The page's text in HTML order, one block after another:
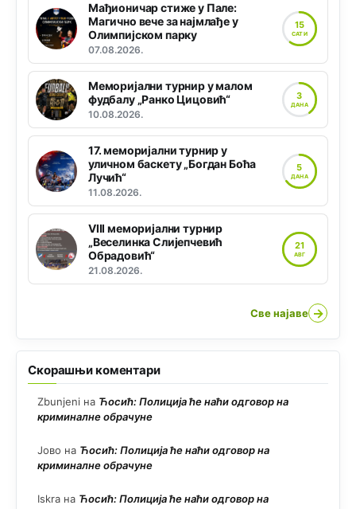
Мађионичар стиже у Пале:
Магично вече за најмлађе у
Олимпијском парку
07.08.2026.
15
САТИ
Меморијални турнир у малом
фудбалу „Ранко Цицовић“
10.08.2026.
3
ДАНА
17. меморијални турнир у
уличном баскету „Богдан Боћа
Лучић“
11.08.2026.
5
ДАНА
VIII меморијални турнир
„Веселинка Слијепчевић
Обрадовић“
21.08.2026.
21
АВГ
Све најаве →
Скорашњи коментари
Zbunjeni на Ћосић: Полиција ће наћи одговор на
криминалне обрачуне
Јово на Ћосић: Полиција ће наћи одговор на
криминалне обрачуне
Iskra на Ћосић: Полиција ће наћи одговор на